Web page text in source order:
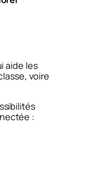
aide les
voire
: